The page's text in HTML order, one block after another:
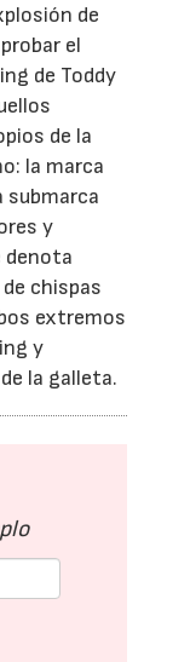
de
el
de Toddy
de la
la marca
y
denota
chispas
extremos
y
la galleta.